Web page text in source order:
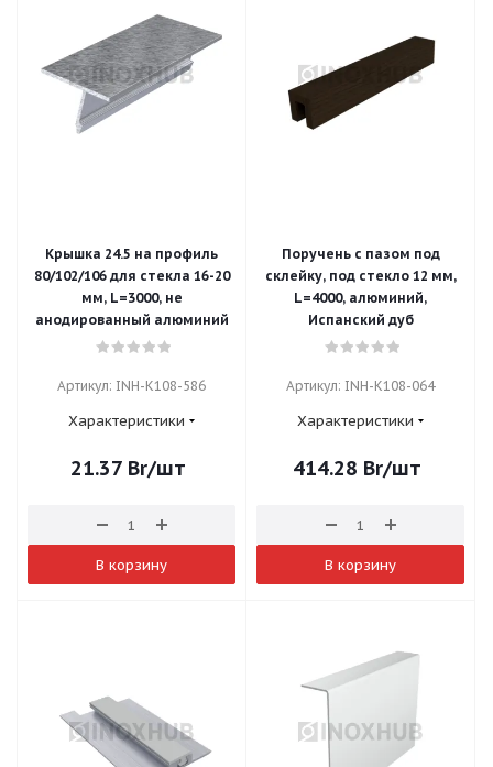
Крышка 24.5 на профиль
80/102/106 для стекла 16-20
мм, L=3000, не
анодированный алюминий
Артикул: INH-K108-586
Характеристики
21.37Br/шт
В корзину
Поручень с пазом под
склейку, под стекло 12 мм,
L=4000, алюминий,
Испанский дуб
Артикул: INH-K108-064
Характеристики
414.28 Br/шт
В корзину